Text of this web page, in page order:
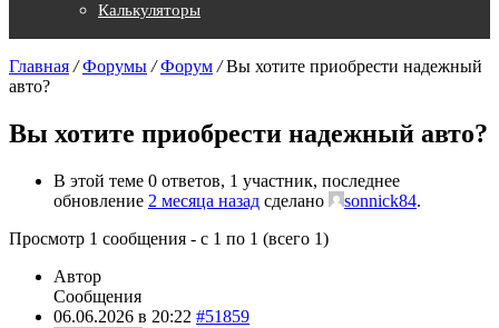
Калькуляторы
Главная / Форумы / Форум / Вы хотите приобрести надежный
авто?
Вы хотите приобрести надежный авто?
В этой теме 0 ответов, 1 участник, последнее
обновление 2 месяца назад сделано sonnick84.
Просмотр 1 сообщения - с 1 по 1 (всего 1)
Автор
Сообщения
06.06.2026 в 20:22 #51859